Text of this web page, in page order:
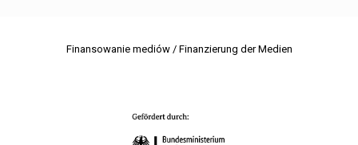
Finansowanie mediów / Finanzierung der Medien